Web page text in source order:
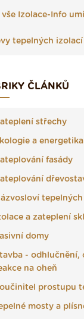
ETICS a
v kostce ›
Vyberte
ji tady
vše Izolace-Info
tepelných izolací
ČLÁNKŮ
střechy
a energetika
fasády
a zateplení
domy
- odhlučnění,
na oheň
prostupu
mosty a